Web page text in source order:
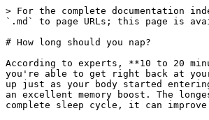
> For the complete documentation
`.md` to page URLs; this page is
# How long should you nap?
According to experts, **10 to 20
you're able to get right back at your
up just as your body started
an excellent memory boost. The
complete sleep cycle, it can